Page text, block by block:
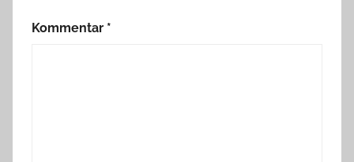
Kommentar *